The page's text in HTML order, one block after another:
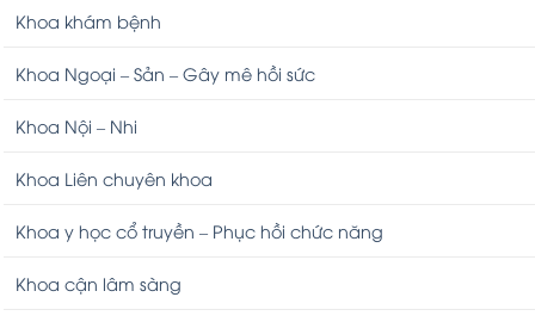
Khoa khám bệnh
Khoa Ngoại – Sản – Gây mê hồi sức
Khoa Nội – Nhi
Khoa Liên chuyên khoa
Khoa y học cổ truyền – Phục hồi chức năng
Khoa cận lâm sàng